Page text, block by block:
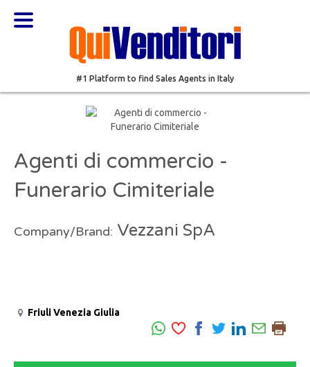
#1 Platform to find Sales Agents in Italy
Agenti di commercio -
Funerario Cimiteriale
Company/Brand: Vezzani SpA
Friuli Venezia Giulia